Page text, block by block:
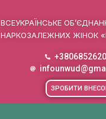
ВСЕУКРАЇНСЬКЕ
НАРКОЗАЛЕЖНИХ ЖІНОК
ЗРОБИТИ